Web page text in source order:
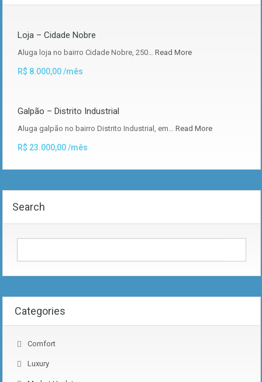
Loja – Cidade Nobre
Aluga loja no bairro Cidade Nobre, 250… Read More
R$ 8.000,00 /mês
Galpão – Distrito Industrial
Aluga galpão no bairro Distrito Industrial, em… Read More
R$ 23.000,00 /mês
Search
Categories
Comfort
Luxury